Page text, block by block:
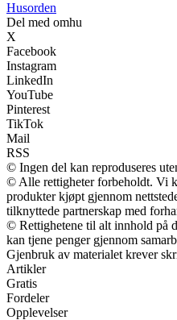
Husorden
Del med omhu
X
Facebook
Instagram
LinkedIn
YouTube
Pinterest
TikTok
Mail
RSS
© Ingen del kan reproduseres
© Alle rettigheter forbeholdt. Vi
produkter kjøpt gjennom
tilknyttede partnerskap med
© Rettighetene til alt innhold på
kan tjene penger gjennom
Gjenbruk av materialet krever
Artikler
Gratis
Fordeler
Opplevelser